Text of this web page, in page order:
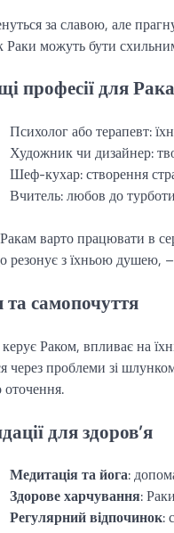
за славою, але
Раки можуть бути
професії для
Психолог або терапевт:
Художник чи дизайнер:
Шеф-кухар: створення
Вчитель: любов до
варто працювати в
резонує з їхньою душею,
та самопочуття
Раком, впливає на
через проблеми зі
для здоров’я
Медитація та йога:
Здорове харчування:
Регулярний відпочинок: